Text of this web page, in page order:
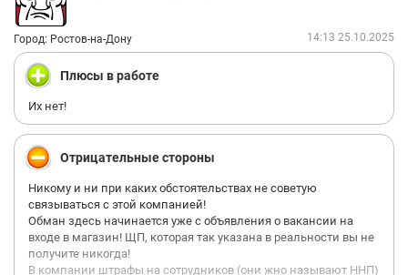
Город: Ростов-на-Дону 14:13 25.10.2025
Плюсы в работе
Их нет!
Отрицательные стороны
Никому и ни при каких обстоятельствах не советую
связываться с этой компанией!
Обман здесь начинается уже с объявления о вакансии на
входе в магазин! ЩП, которая так указана в реальности вы не
получите никогда!
В компании штрафы на сотрудников (они жно называют ННП)